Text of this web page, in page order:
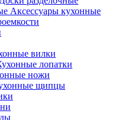
Аксессуары кухонные
вилки
лопатки
ножи
щипцы